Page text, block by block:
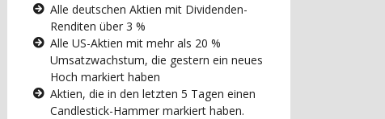
Alle deutschen Aktien mit Dividenden-
Renditen über 3 %
Alle US-Aktien mit mehr als 20 %
Umsatzwachstum, die gestern ein neues
Hoch markiert haben
Aktien, die in den letzten 5 Tagen einen
Candlestick-Hammer markiert haben.